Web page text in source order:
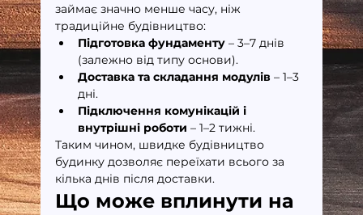
займає значно менше часу, ніж
традиційне будівництво:
Підготовка фундаменту – 3–7 днів
(залежно від типу основи).
Доставка та складання модулів – 1–3
дні.
Підключення комунікацій і
внутрішні роботи – 1–2 тижні.
Таким чином, швидке будівництво
будинку дозволяє переїхати всього за
кілька днів після доставки.
Що може вплинути на